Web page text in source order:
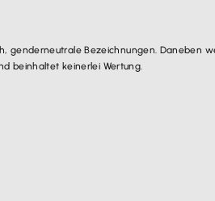
Bezeichnungen. Daneben
beinhaltet keinerlei Wertung.